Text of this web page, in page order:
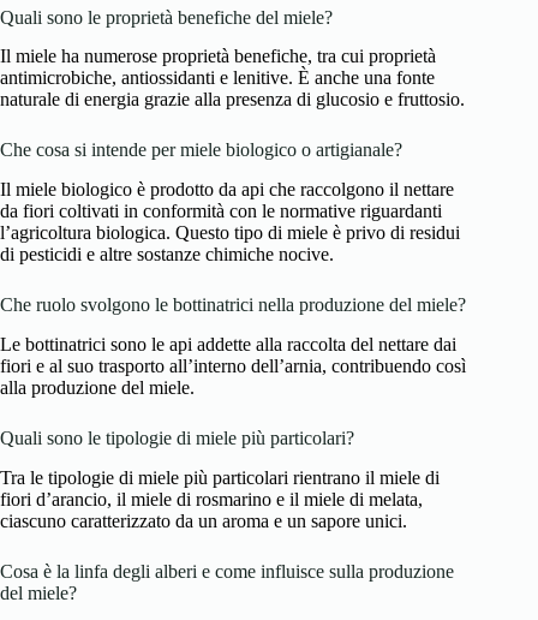
Quali sono le proprietà benefiche del miele?
Il miele ha numerose proprietà benefiche, tra cui proprietà
antimicrobiche, antiossidanti e lenitive. È anche una fonte
naturale di energia grazie alla presenza di glucosio e fruttosio.
Che cosa si intende per miele biologico o artigianale?
Il miele biologico è prodotto da api che raccolgono il nettare
da fiori coltivati in conformità con le normative riguardanti
l’agricoltura biologica. Questo tipo di miele è privo di residui
di pesticidi e altre sostanze chimiche nocive.
Che ruolo svolgono le bottinatrici nella produzione del miele?
Le bottinatrici sono le api addette alla raccolta del nettare dai
fiori e al suo trasporto all’interno dell’arnia, contribuendo così
alla produzione del miele.
Quali sono le tipologie di miele più particolari?
Tra le tipologie di miele più particolari rientrano il miele di
fiori d’arancio, il miele di rosmarino e il miele di melata,
ciascuno caratterizzato da un aroma e un sapore unici.
Cosa è la linfa degli alberi e come influisce sulla produzione
del miele?